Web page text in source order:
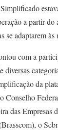
a partir do
se adaptarem às
com a
diversas
da
Conselho
das Empresas
o